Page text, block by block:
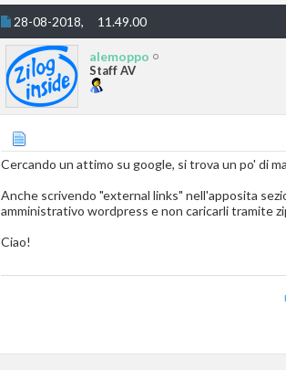
28-08-2018, 11.49.00
alemoppo
Staff AV
Cercando un attimo su google, si trova un po' di
Anche scrivendo "external links" nell'apposita
amministrativo wordpress e non caricarli tramite
Ciao!